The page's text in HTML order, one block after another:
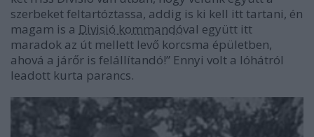
szerbeket feltartóztassa, addig is ki kell itt tartani, én
magam is a Divisió kommandóval együtt itt
maradok az út mellett levő korcsma épületben,
ahová a járőr is felállítandó!” Ennyi volt a lóhátról
leadott kurta parancs.